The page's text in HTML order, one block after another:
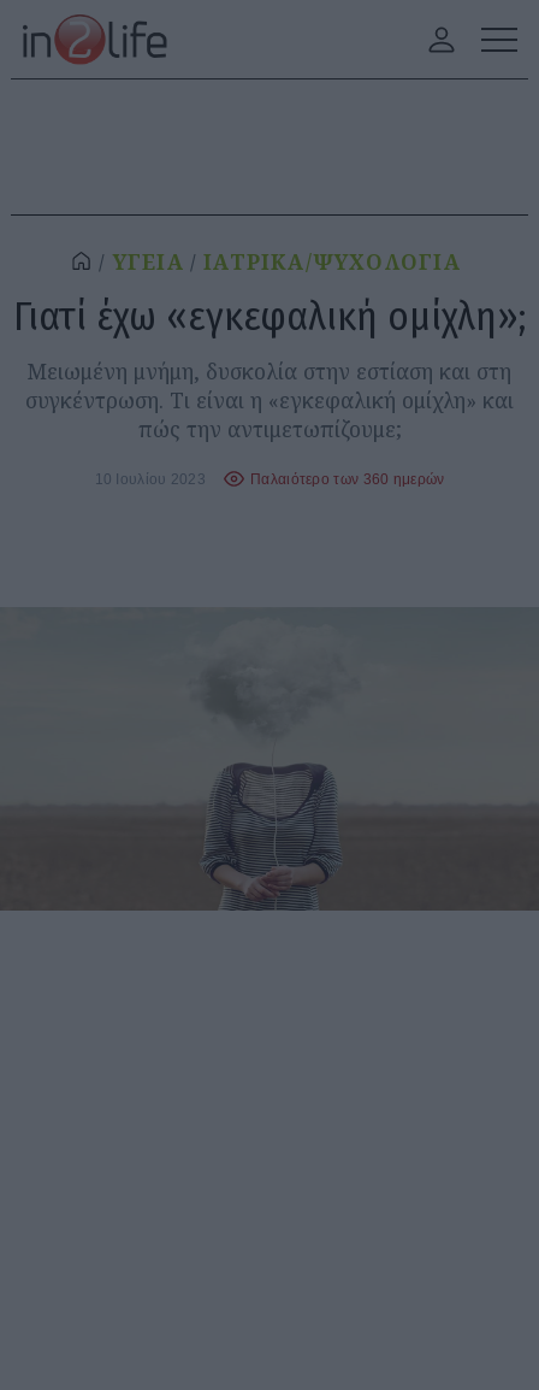
ΥΓΕΙΑ ΙΑΤΡΙΚΑ/ΨΥΧΟΛΟΓΙΑ
Γιατί έχω «εγκεφαλική ομίχλη»;
Μειωμένη μνήμη, δυσκολία στην εστίαση και στη
συγκέντρωση. Τι είναι η «εγκεφαλική ομίχλη» και
πώς την αντιμετωπίζουμε;
10 Ιουλίου 2023 Παλαιότερο των 360 ημερών